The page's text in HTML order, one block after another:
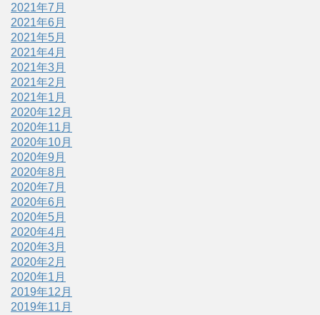
2021年7月
2021年6月
2021年5月
2021年4月
2021年3月
2021年2月
2021年1月
2020年12月
2020年11月
2020年10月
2020年9月
2020年8月
2020年7月
2020年6月
2020年5月
2020年4月
2020年3月
2020年2月
2020年1月
2019年12月
2019年11月